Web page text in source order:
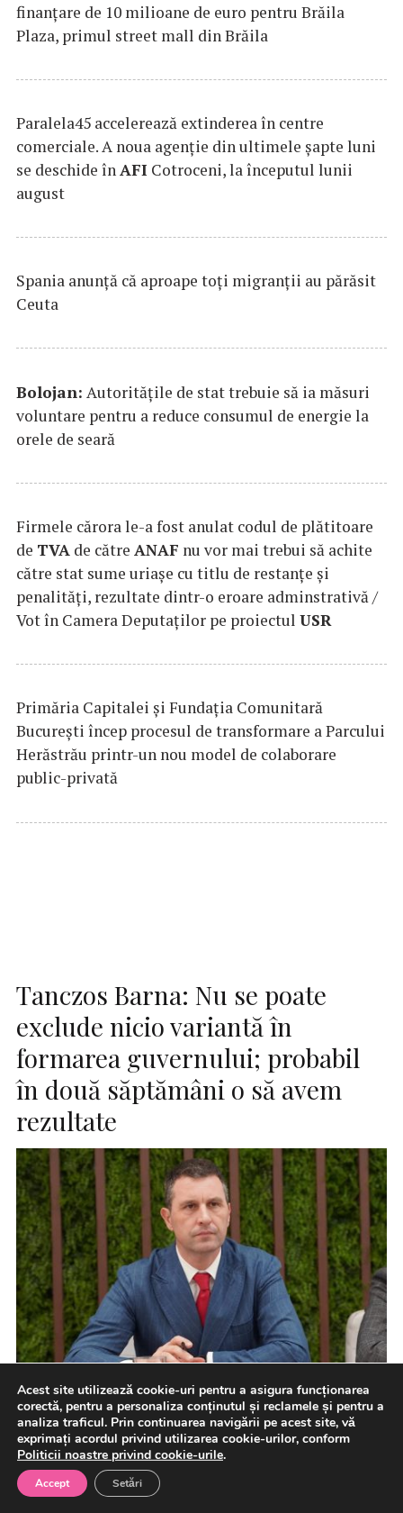
finanțare de 10 milioane de euro pentru Brăila
Plaza, primul street mall din Brăila
Paralela45 accelerează extinderea în centre
comerciale. A noua agenție din ultimele șapte luni
se deschide înAFI Cotroceni, la începutul lunii
august
Spania anunţă că aproape toţi migranţii au părăsit
Ceuta
Bolojan: Autorităţile de stat trebuie să ia măsuri
voluntare pentru a reduce consumul de energie la
orele de seară
Firmele cărora le-a fost anulat codul de plătitoare
de TVA de către ANAF nu vor mai trebui să achite
către stat sume uriaşe cu titlu de restanţe şi
penalităţi, rezultate dintr-o eroare adminstrativă /
Vot în Camera Deputaţilor pe proiectul USR
Primăria Capitalei și Fundația Comunitară
București încep procesul de transformare a Parcului
Herăstrău printr-un nou model de colaborare
public-privată
Tanczos Barna: Nu se poate
exclude nicio variantă în
formarea guvernului; probabil
în două săptămâni o să avem
rezultate
Vicepremierul interimar şi senatorul UDMR Tanczos
Barna a declarat, marţi, că în acest moment nu poate fi
exclusă […]
Acest site utilizează cookie-uri pentru a asigura funcționarea
corectă, pentru a personaliza conținutul și reclamele și pentru a
analiza traficul. Prin continuarea navigării pe acest site, vă
exprimați acordul privind utilizarea cookie-urilor, conform
Politicii noastre privind cookie-urile.
Accept Setări